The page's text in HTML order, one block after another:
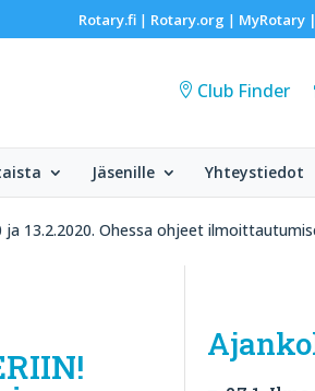
Rotary.fi| Rotary.org | MyRotary |
Club Finder
Jäsenille Yhteystiedot
ja 13.2.2020. Ohessa ohjeet